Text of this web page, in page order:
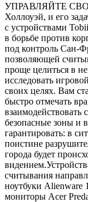
УПРАВЛЯЙТЕ
Холлоуэй, и его
с устройствами
в борьбе против
под контроль Сан-
позволяющей
проще целиться в
исследовать
своих целях. Вам
быстро отмечать
взаимодействовать
безопасные зоны и
гарантировать: в
поистине
города будет
считывания
ноутбуки Alienware
мониторы Acer